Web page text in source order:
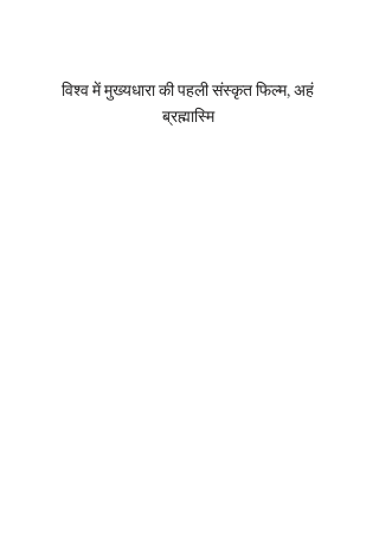
विश्व में मुख्यधारा की पहली संस्कृत फिल्म, अहं
ब्रह्मास्मि